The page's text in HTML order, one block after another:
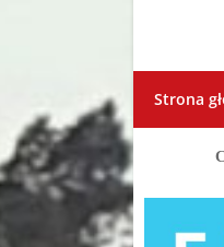
Strona